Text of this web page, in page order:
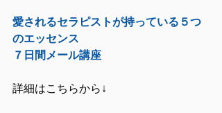
愛されるセラピストが持っている５つ
のエッセンス
７日間メール講座
詳細はこちらから↓